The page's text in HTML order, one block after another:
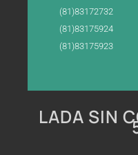
(81)83172732
(81)83175924
(81)83175923
LADA SIN